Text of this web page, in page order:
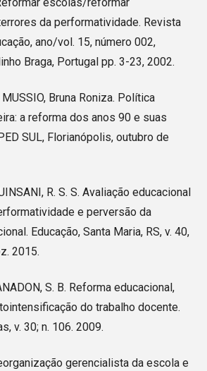
da performatividade. Revista
ano/vol. 15, número 002,
Braga, Portugal pp. 3-23, 2002.
Bruna Roniza. Política
a reforma dos anos 90 e suas
SUL, Florianópolis, outubro de
R. S. S. Avaliação educacional
e perversão da
Educação, Santa Maria, RS, v. 40,
2015.
S. B. Reforma educacional,
do trabalho docente.
v. 30; n. 106. 2009.
gerencialista da escola e